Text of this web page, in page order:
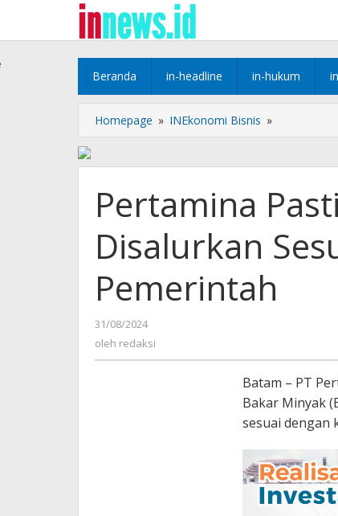
konten
Beranda in-headline in-hukum
Homepage » INEkonomi Bisnis »
Pastikan
Tetap
Sesuai
Penugasan
Pemerintah
Pertamina
Disalurkan
Pemerintah
31/08/2024
redaksi
oleh redaksi
Batam – PT
Bakar Minyak
sesuai dengan